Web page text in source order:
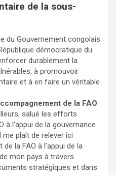
de la sous-
du Gouvernement congolais
démocratique du
durablement la
à promouvoir
et à en faire un véritable
de la FAO
salué les efforts
à l’appui de la gouvernance
plaît de relever ici
la FAO à l’appui de la
mon pays à travers
stratégiques et dans